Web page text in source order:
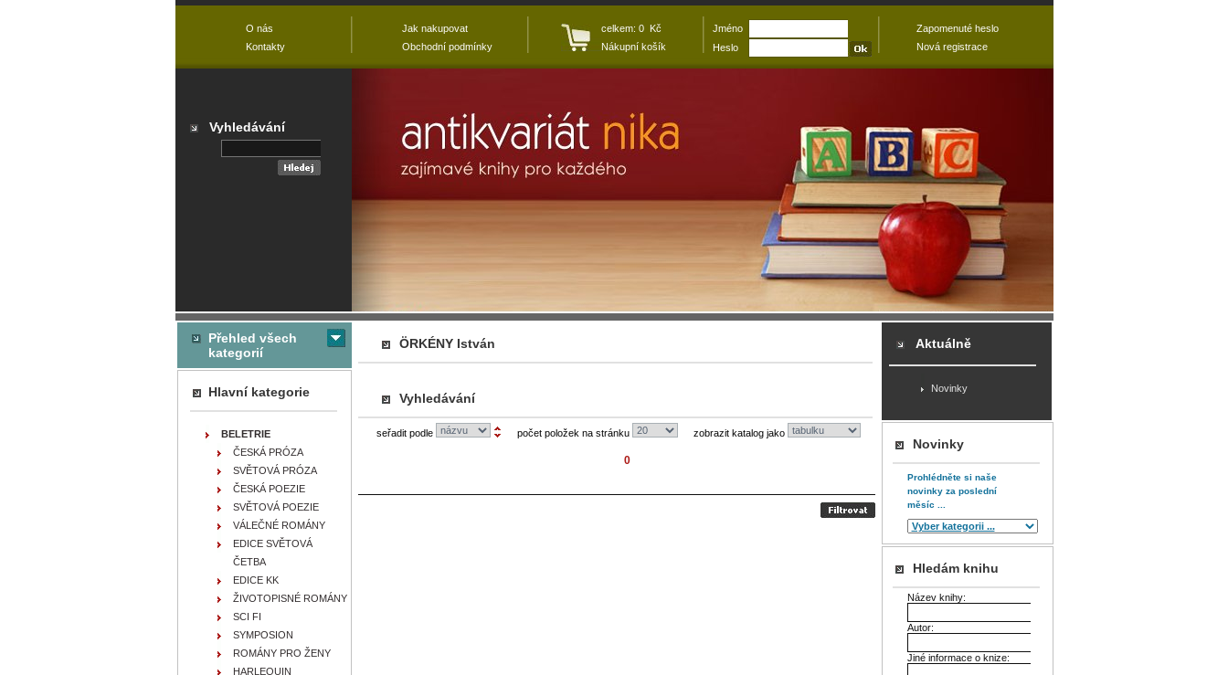
ÖRKÉNY István
Vyhledávání
seřadit podle počet položek na stránku zobrazit katalog jako
0
Přehled všech
kategorií
Hlavní kategorie
BELETRIE
ČESKÁ PRÓZA
SVĚTOVÁ PRÓZA
ČESKÁ POEZIE
SVĚTOVÁ POEZIE
VÁLEČNÉ ROMÁNY
EDICE SVĚTOVÁ
ČETBA
EDICE KK
ŽIVOTOPISNÉ ROMÁNY
SCI FI
SYMPOSION
ROMÁNY PRO ŽENY
HARLEQUIN
Aktuálně
Novinky
Novinky
Prohlédněte si naše
novinky za poslední
měsíc ...
Hledám knihu
Název knihy:
Autor:
Jiné informace o knize:
O nás
Kontakty
Jak nakupovat
Obchodní podmínky
celkem: 0 Kč
Nákupní košík
Jméno
Heslo
Zapomenuté heslo
Nová registrace
Vyhledávání